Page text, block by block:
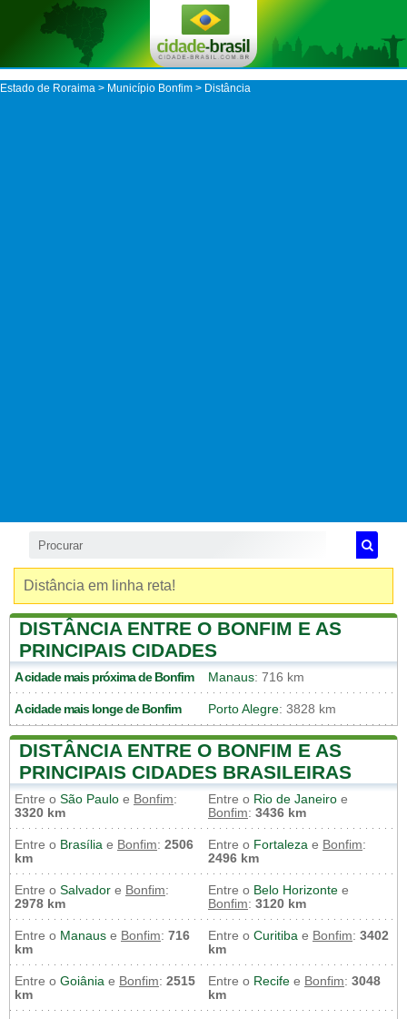
Estado de Roraima > Município Bonfim > Distância
Distância em linha reta!
DISTÂNCIA ENTRE O BONFIM E AS
PRINCIPAIS CIDADES
A cidade mais próxima de Bonfim Manaus: 716 km
A cidade mais longe de Bonfim Porto Alegre: 3828 km
DISTÂNCIA ENTRE O BONFIM E AS
PRINCIPAIS CIDADES BRASILEIRAS
Entre o São Paulo e Bonfim:
3320 km
Entre o Rio de Janeiro e
Bonfim: 3436 km
Entre o Brasília e Bonfim: 2506
km
Entre o Fortaleza e Bonfim:
2496 km
Entre o Salvador e Bonfim:
2978 km
Entre o Belo Horizonte e
Bonfim: 3120 km
Entre o Manaus e Bonfim: 716
km
Entre o Curitiba e Bonfim: 3402
km
Entre o Goiânia e Bonfim: 2515
km
Entre o Recife e Bonfim: 3048
km